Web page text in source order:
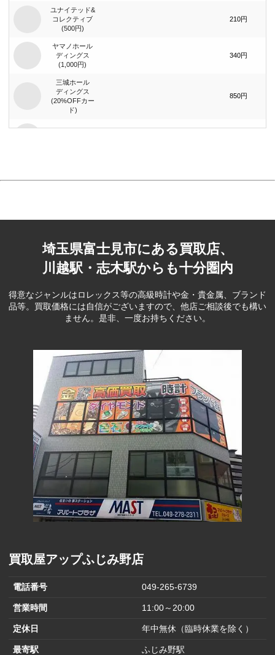
ユナイテッド&
コレクティブ
(500円)
210円
ヤマノホール
ディングス
(1,000円)
340円
三城ホール
ディングス
(20%OFFカー
ド)
850円
ハウス）(1,000
ベリテ(5,000
コーポレー
ション(500円)
390円
ブック･オフ
フェスタリア
(1000円)
ヒラキ(2000円)
ファーマライ
ズホールディ
ングス(500円)
ヒマラヤ(1,000
円)
570円
バロックジャ
パンリミテッ
ド(2,000円)
680円
埼玉県富士見市にある買取店、
川越駅・志木駅からも十分圏内
得意なジャンルはロレックス等の高級時計や金・貴金属、ブランド
品等。 買取価格には自信がございますので、他店ご相談後でも構い
ません。是非、一度お持ちください。
買取屋アップふじみ野店
電話番号 049-265-6739
営業時間 11:00～20:00
定休日 年中無休（臨時休業を除く）
最寄駅 ふじみ野駅